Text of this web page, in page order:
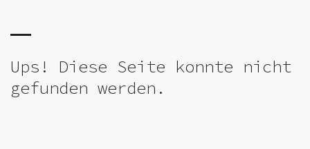
Ups! Diese Seite konnte nicht
gefunden werden.